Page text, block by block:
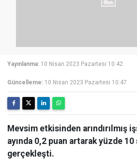
Yayınlanma: 10 Nisan 2023 Pazartesi 10:42
Güncelleme: 10 Nisan 2023 Pazartesi 10:47
Mevsim etkisinden arındırılmış
ayında 0,2 puan artarak yüzde
gerçekleşti.